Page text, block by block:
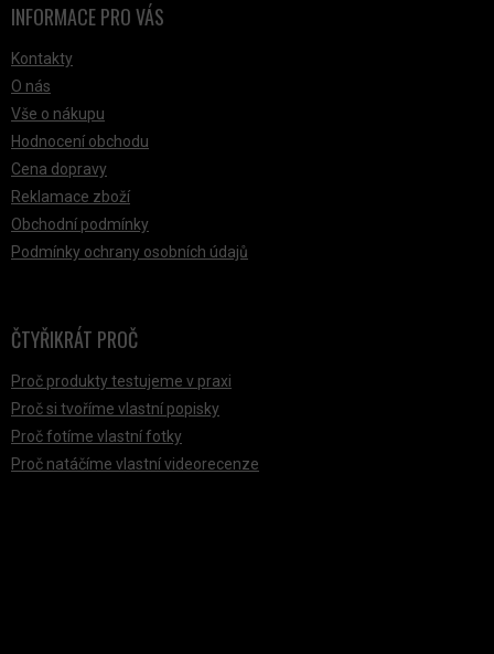
INFORMACE PRO VÁS
Kontakty
O nás
Vše o nákupu
Hodnocení obchodu
Cena dopravy
Reklamace zboží
Obchodní podmínky
Podmínky ochrany osobních údajů
ČTYŘIKRÁT PROČ
Proč produkty testujeme v praxi
Proč si tvoříme vlastní popisky
Proč fotíme vlastní fotky
Proč natáčíme vlastní videorecenze